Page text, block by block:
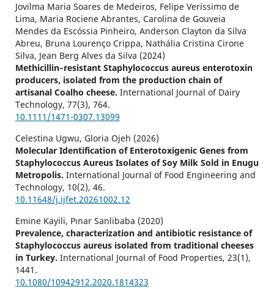
Jovilma Maria Soares de Medeiros, Felipe Veríssimo de
Lima, Maria Rociene Abrantes, Carolina de Gouveia
Mendes da Escóssia Pinheiro, Anderson Clayton da Silva
Abreu, Bruna Lourenço Crippa, Nathália Cristina Cirone
Silva, Jean Berg Alves da Silva (2024)
Methicillin‐resistant Staphylococcus aureus enterotoxin
producers, isolated from the production chain of
artisanal Coalho cheese. International Journal of Dairy
Technology, 77(3), 764.
10.1111/1471-0307.13099
Celestina Ugwu, Gloria Ojeh (2026)
Molecular Identification of Enterotoxigenic Genes from
Staphylococcus Aureus Isolates of Soy Milk Sold in Enugu
Metropolis. International Journal of Food Engineering and
Technology, 10(2), 46.
10.11648/j.ijfet.20261002.12
Emine Kayili, Pınar Sanlibaba (2020)
Prevalence, characterization and antibiotic resistance of
Staphylococcus aureus isolated from traditional cheeses
in Turkey. International Journal of Food Properties, 23(1),
1441.
10.1080/10942912.2020.1814323